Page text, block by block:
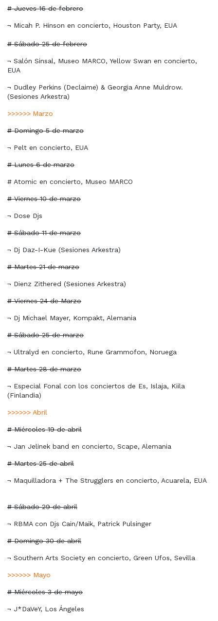
# Jueves 16 de febrero
¬ Micah P. Hinson en concierto, Houston Party, EUA
# Sábado 25 de febrero
¬ Salón Sinsal, Museo MARCO, Yellow Swan en concierto,
EUA
¬ Dudley Perkins (Declaime) & Georgia Anne Muldrow.
(Sesiones Arkestra)
>>>>>> Marzo
# Domingo 5 de marzo
¬ Pelt en concierto, EUA
# Lunes 6 de marzo
# Atomic en concierto, Museo MARCO
# Viernes 10 de marzo
¬ Dose Djs
# Sábado 11 de marzo
¬ Dj Daz-I-Kue (Sesiones Arkestra)
# Martes 21 de marzo
¬ Dienz Zithered (Sesiones Arkestra)
# Viernes 24 de Marzo
¬ Dj Michael Mayer, Kompakt, Alemania
# Sábado 25 de marzo
¬ Ultralyd en concierto, Rune Grammofon, Noruega
# Martes 28 de marzo
¬ Especial Fonal con los conciertos de Es, Islaja, Kiila
(Finlandia)
>>>>>> Abril
# Miércoles 19 de abril
¬ Jan Jelinek band en concierto, Scape, Alemania
# Martes 25 de abril
¬ Maquilladora + The Strugglers en concierto, Acuarela, EUA
# Sábado 29 de abril
¬ RBMA con Djs Cain/Maik, Patrick Pulsinger
# Domingo 30 de abril
¬ Southern Arts Society en concierto, Green Ufos, Sevilla
>>>>>> Mayo
# Miércoles 3 de mayo
¬ J*DaVeY, Los Ángeles